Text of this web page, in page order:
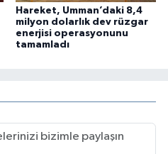
Hareket, Umman’daki 8,4
milyon dolarlık dev rüzgar
enerjisi operasyonunu
tamamladı